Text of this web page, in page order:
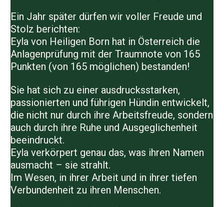
Ein Jahr später dürfen wir voller Freude und
Stolz berichten:
Eyla von Heiligen Born hat in Österreich die
Anlagenprüfung mit der Traumnote von 165
Punkten (von 165 möglichen) bestanden!
Sie hat sich zu einer ausdrucksstarken,
passionierten und führigen Hündin entwickelt,
die nicht nur durch ihre Arbeitsfreude, sondern
auch durch ihre Ruhe und Ausgeglichenheit
beeindruckt.
Eyla verkörpert genau das, was ihren Namen
ausmacht – sie strahlt.
Im Wesen, in ihrer Arbeit und in ihrer tiefen
Verbundenheit zu ihren Menschen.